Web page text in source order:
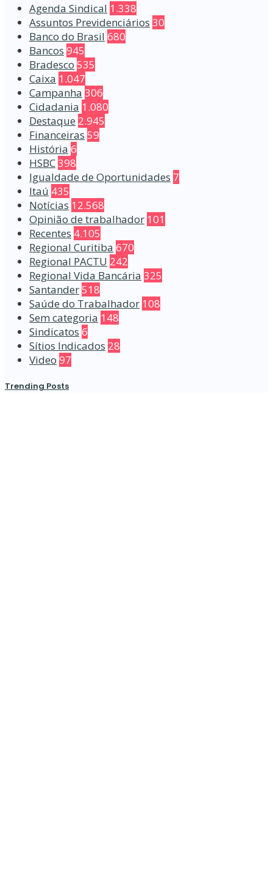
Agenda Sindical 1.338
Assuntos Previdenciários 30
Banco do Brasil 680
Bancos 945
Bradesco 535
Caixa 1.047
Campanha 306
Cidadania 1.080
Destaque 2.945
Financeiras 59
História 6
HSBC398
Igualdade de Oportunidades 7
Itaú 435
Notícias 12.568
Opinião de trabalhador 101
Recentes 4.105
Regional Curitiba 670
Regional PACTU 242
Regional Vida Bancária 325
Santander518
Saúde do Trabalhador 108
Sem categoria 148
Sindicatos 6
Sítios Indicados 28
Video 97
Trending Posts